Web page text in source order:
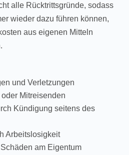
alle Rücktrittsgründe, sodass
wieder dazu führen können,
aus eigenen Mitteln
und Verletzungen
Mitreisenden
Kündigung seitens des
Arbeitslosigkeit
am Eigentum